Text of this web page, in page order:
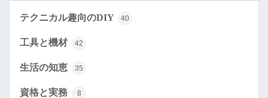
テクニカル趣向のDIY 40
工具と機材 42
生活の知恵 35
資格と実務 8